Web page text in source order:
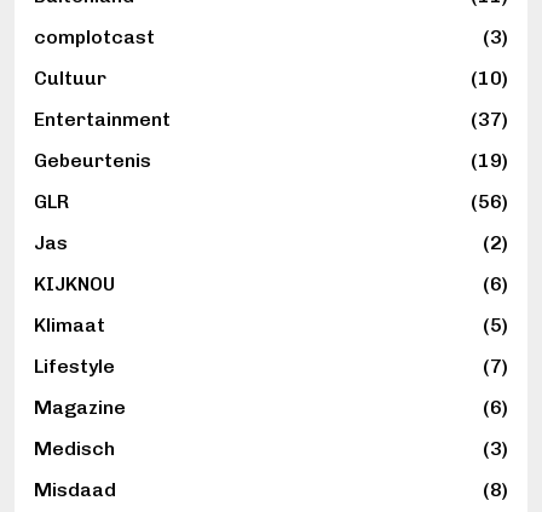
complotcast
(3)
Cultuur
(10)
Entertainment
(37)
Gebeurtenis
(19)
GLR
(56)
Jas
(2)
KIJKNOU
(6)
Klimaat
(5)
Lifestyle
(7)
Magazine
(6)
Medisch
(3)
Misdaad
(8)